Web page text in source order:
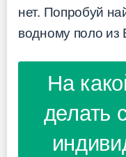
нет. Попробуй
водному поло
На
делать